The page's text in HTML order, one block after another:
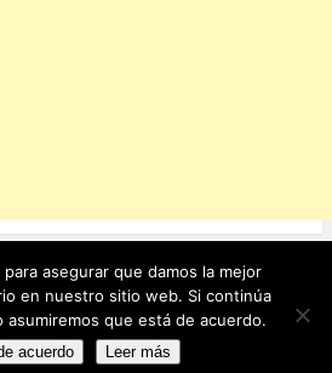
Ver sitio completo
con WordPress
asegurar que damos la mejor
en nuestro sitio web. Si continúa
asumiremos que está de acuerdo.
acuerdo Leer más